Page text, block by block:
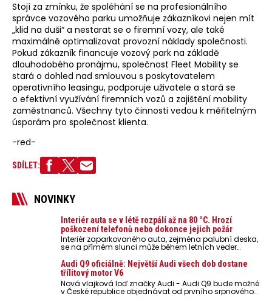
Stojí za zmínku, že spoléhání se na profesionálního
správce vozového parku umožňuje zákazníkovi nejen mít
„klid na duši“ a nestarat se o firemní vozy, ale také
maximálně optimalizovat provozní náklady společnosti.
Pokud zákazník financuje vozový park na základě
dlouhodobého pronájmu, společnost Fleet Mobility se
stará o dohled nad smlouvou s poskytovatelem
operativního leasingu, podporuje uživatele a stará se
o efektivní využívání firemních vozů a zajištění mobility
zaměstnanců. Všechny tyto činnosti vedou k měřitelným
úsporám pro společnost klienta.
-red-
SDÍLET:
NOVINKY
Interiér auta se v létě rozpálí až na 80 °C. Hrozí
poškození telefonů nebo dokonce jejich požár
Interiér zaparkovaného auta, zejména palubní deska,
se na přímém slunci může během letních veder
nebezpečí pro odložené mobilní telefony, powerbanky
nebo notebooky. Můžou urychlit stárnutí baterií,
poškodit elektroniku a ve výjimečných případech i
zvýšit riziko požáru.
Audi Q9 oficiálně: Největší Audi všech dob dostane
třílitový motor V6
Nová vlajková loď značky Audi - Audi Q9 bude možné
v České republice objednávat od prvního srpnového